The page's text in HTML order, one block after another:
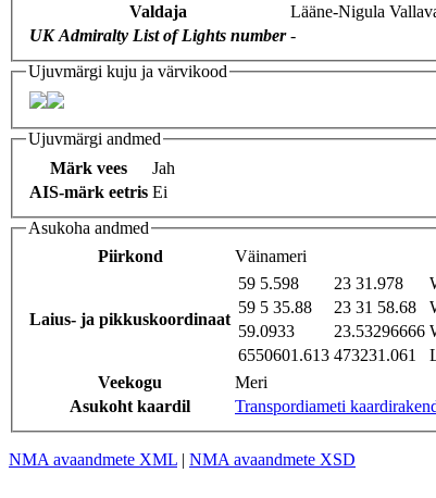
Valdaja
Lääne-Nigula
UK Admiralty List of Lights number -
Ujuvmärgi kuju ja värvikood
Ujuvmärgi andmed
Märk vees
Jah
AIS-märk eetris Ei
Asukoha andmed
Piirkond
Väinameri
Laius- ja pikkuskoordinaat
59 5.598 23 31.978
59 5 35.88
23 31 58.68
59.0933
23.53296666
6550601.613 473231.061
Veekogu
Meri
Asukoht kaardil
Transpordiameti
NMA avaandmete XML | NMA avaandmete XSD